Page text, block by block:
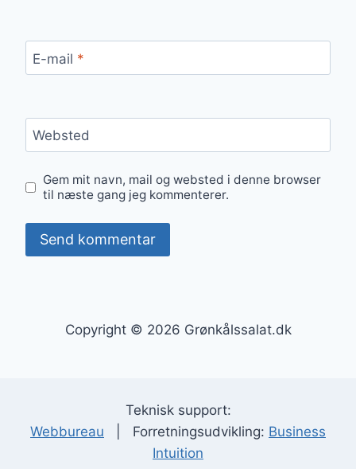
E-mail *
Websted
Gem mit navn, mail og websted i denne browser
til næste gang jeg kommenterer.
Copyright © 2026 Grønkålssalat.dk
Teknisk support:
Webbureau | Forretningsudvikling: Business
Intuition